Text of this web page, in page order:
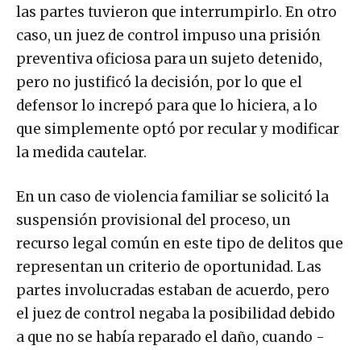
las partes tuvieron que interrumpirlo. En otro
caso, un juez de control impuso una prisión
preventiva oficiosa para un sujeto detenido,
pero no justificó la decisión, por lo que el
defensor lo increpó para que lo hiciera, a lo
que simplemente optó por recular y modificar
la medida cautelar.
En un caso de violencia familiar se solicitó la
suspensión provisional del proceso, un
recurso legal común en este tipo de delitos que
representan un criterio de oportunidad. Las
partes involucradas estaban de acuerdo, pero
el juez de control negaba la posibilidad debido
a que no se había reparado el daño, cuando -